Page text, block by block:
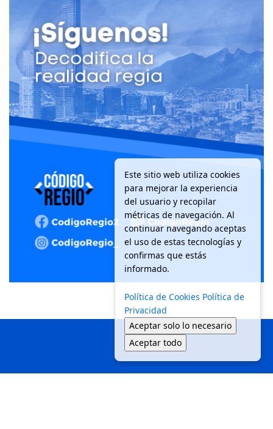
Este sitio web utiliza cookies
para mejorar la experiencia
del usuario y recopilar
métricas de navegación. Al
continuar navegando aceptas
el uso de estas tecnologías y
confirmas que estás
informado.
Política de Cookies Política de
Privacidad
Aceptar solo lo necesario
Aceptar todo